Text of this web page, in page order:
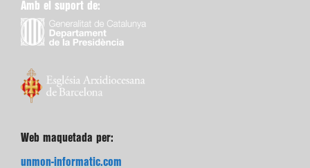
Amb el suport de:
Web maquetada per:
unmon-informatic.com